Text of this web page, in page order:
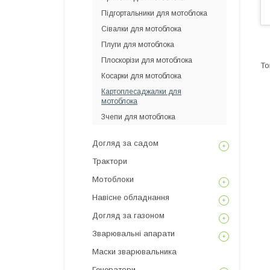
Підгортальники для мотоблока
Сівалки для мотоблока
Плуги для мотоблока
Плоскорізи для мотоблока
Косарки для мотоблока
Картоплесаджалки для
мотоблока
Зчепи для мотоблока
Догляд за садом
Трактори
Мотоблоки
Навісне обладнання
Догляд за газоном
Зварювальні апарати
Маски зварювальника